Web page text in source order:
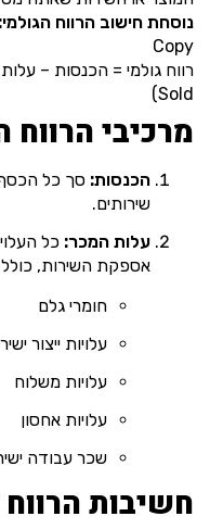
נוסחת חישוב הרווח הגולמי:
Copy
Sold)
מרכיבי הרווח
הכנסות: סך כל
שירותים.
עלות המכר: כל
אספקת השירות,
חומרי גלם
עלויות ייצור
עלויות משלוח
עלויות אחסון
שכר עבודה
חשיבות